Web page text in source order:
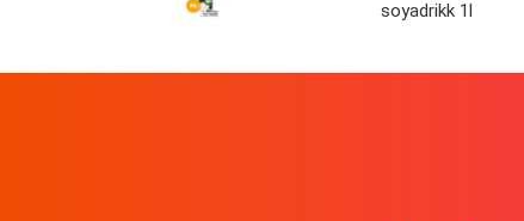
soyadrikk 1l